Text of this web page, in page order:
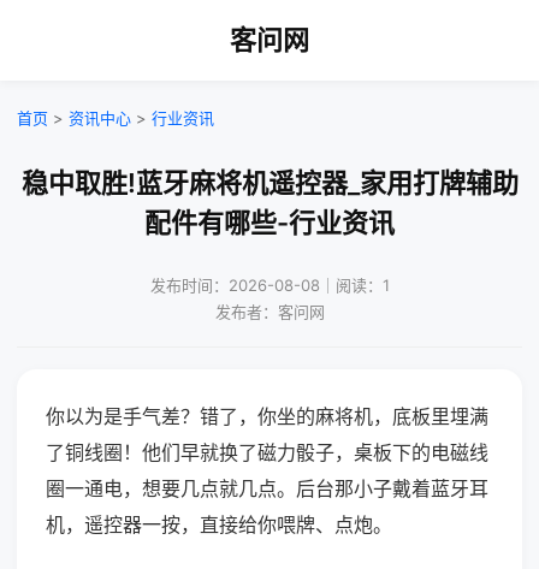
客问网
首页 > 资讯中心 > 行业资讯
稳中取胜!蓝牙麻将机遥控器_家用打牌辅助
配件有哪些-行业资讯
发布时间：2026-08-08｜阅读：1
发布者：客问网
你以为是手气差？错了，你坐的麻将机，底板里埋满
了铜线圈！他们早就换了磁力骰子，桌板下的电磁线
圈一通电，想要几点就几点。后台那小子戴着蓝牙耳
机，遥控器一按，直接给你喂牌、点炮。